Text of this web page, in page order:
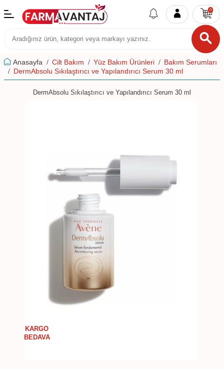
0
Anasayfa Cilt Bakım Yüz Bakım Ürünleri
Bakım Serumları
DermAbsolu Sıkılaştırıcı ve Yapılandırıcı Serum 30 ml
DermAbsolu Sıkılaştırıcı ve Yapılandırıcı Serum 30 ml
KARGO
BEDAVA